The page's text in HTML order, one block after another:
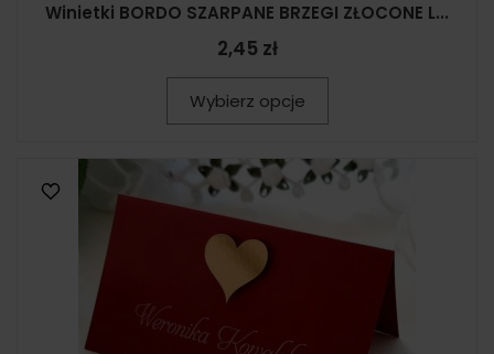
Winietki BORDO SZARPANE BRZEGI ZŁOCONE L...
2,45 zł
Wybierz opcje